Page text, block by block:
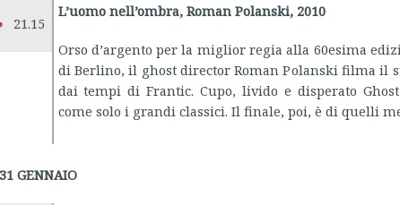
21.15
L’uomo nell’ombra, Roman Polanski, 2010
Orso d’argento per la miglior regia alla 60esima
di Berlino, il ghost director Roman Polanski filma il
dai tempi di Frantic. Cupo, livido e disperato
come solo i grandi classici. Il finale, poi, è di quelli
GENNAIO